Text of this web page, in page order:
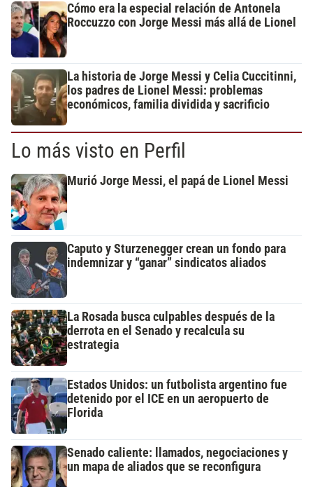
Cómo era la especial relación de Antonela
Roccuzzo con Jorge Messi más allá de Lionel
La historia de Jorge Messi y Celia Cuccitinni,
los padres de Lionel Messi: problemas
económicos, familia dividida y sacrificio
Lo más visto en Perfil
Murió Jorge Messi, el papá de Lionel Messi
Caputo y Sturzenegger crean un fondo para
indemnizar y “ganar” sindicatos aliados
La Rosada busca culpables después de la
derrota en el Senado y recalcula su
estrategia
Estados Unidos: un futbolista argentino fue
detenido por el ICE en un aeropuerto de
Florida
Senado caliente: llamados, negociaciones y
un mapa de aliados que se reconfigura